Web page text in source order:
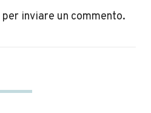
per inviare un commento.